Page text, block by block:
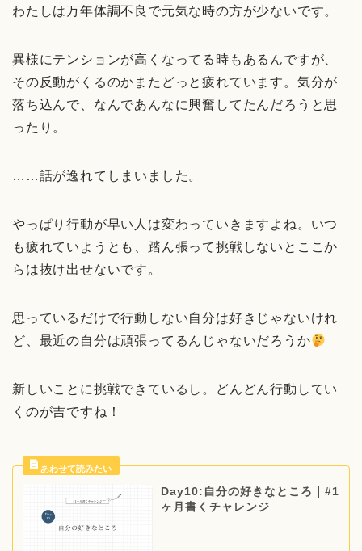
わたしは万年体調不良で元気な時の方が少ないです。
異様にテンションが高くなってる時もあるんですが、
その反動がくるのかまたどっと疲れています。気分が
落ち込んで、なんであんなに興奮してたんだろうと思
ったり。
……話が逸れてしまいました。
やっぱり行動が早い人は変わっていきますよね。いつ
も疲れていようとも、踏ん張って挑戦しないとここか
らは抜け出せないです。
思っているだけで行動しない自分は好きじゃないけれ
ど、最近の自分は頑張ってるんじゃないだろうか
新しいことに挑戦できているし。どんどん行動してい
くのが吉ですね！
Day10:自分の好きなところ｜#1
ヶ月書くチャレンジ